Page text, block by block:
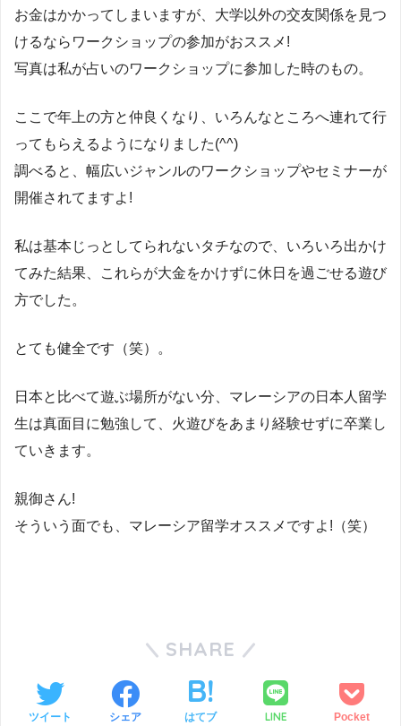
お金はかかってしまいますが、大学以外の交友関係を見つ
けるならワークショップの参加がおススメ!
写真は私が占いのワークショップに参加した時のもの。
ここで年上の方と仲良くなり、いろんなところへ連れて行
ってもらえるようになりました(^^)
調べると、幅広いジャンルのワークショップやセミナーが
開催されてますよ!
私は基本じっとしてられないタチなので、いろいろ出かけ
てみた結果、これらが大金をかけずに休日を過ごせる遊び
方でした。
とても健全です（笑）。
日本と比べて遊ぶ場所がない分、マレーシアの日本人留学
生は真面目に勉強して、火遊びをあまり経験せずに卒業し
ていきます。
親御さん!
そういう面でも、マレーシア留学オススメですよ!（笑）
SHARE
ツイート シェア はてブ LINE Pocket